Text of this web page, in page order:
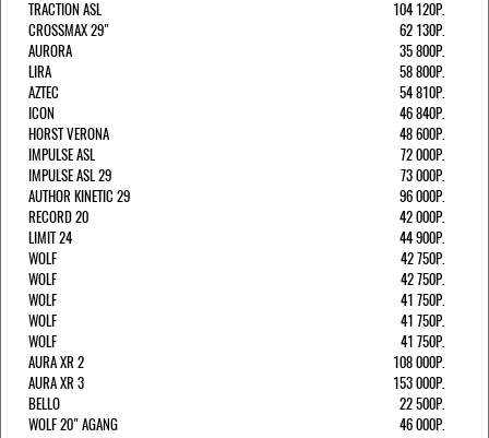
TRACTION ASL
104 120Р.
CROSSMAX 29"
62 130Р.
AURORA
35 800Р.
LIRA
58 800Р.
AZTEC
54 810Р.
ICON
46 840Р.
HORST VERONA
48 600Р.
IMPULSE ASL
72 000Р.
IMPULSE ASL 29
73 000Р.
AUTHOR KINETIC 29
96 000Р.
RECORD 20
42 000Р.
LIMIT 24
44 900Р.
WOLF
42 750Р.
WOLF
42 750Р.
WOLF
41 750Р.
WOLF
41 750Р.
WOLF
41 750Р.
AURA XR 2
108 000Р.
AURA XR 3
153 000Р.
BELLO
22 500Р.
WOLF 20" AGANG
46 000Р.